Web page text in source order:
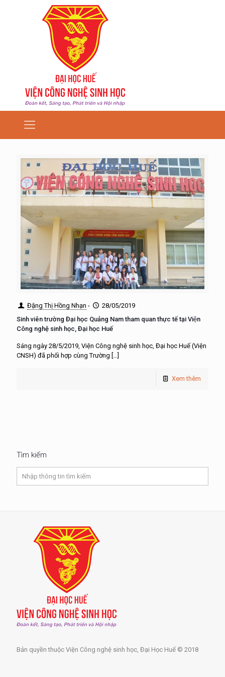
Đặng Thị Hồng Nhạn -
28/05/2019
Sinh viên trường Đại học Quảng Nam tham quan thực tế tại Viện
Công nghệ sinh học, Đại học Huế
Sáng ngày 28/5/2019, Viện Công nghệ sinh học, Đại học Huế (Viện
CNSH) đã phối hợp cùng Trường […]
Xem thêm
Tìm kiếm
Bản quyền thuộc Viện Công nghệ sinh học, Đại Học Huế © 2018